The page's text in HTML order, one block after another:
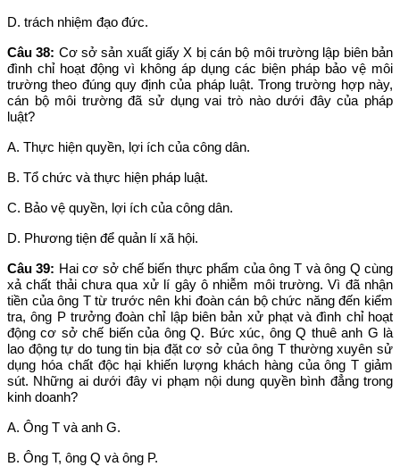
D. trách nhiệm đạo đức.
Câu 38: Cơ sở sản xuất giấy X bị cán bộ môi trường lập biên bản
đình chỉ hoạt động vì không áp dụng các biện pháp bảo vệ môi
trường theo đúng quy định của pháp luật. Trong trường hợp này,
cán bộ môi trường đã sử dụng vai trò nào dưới đây của pháp
luật?
A. Thực hiện quyền, lợi ích của công dân.
B. Tổ chức và thực hiện pháp luật.
C. Bảo vệ quyền, lợi ích của công dân.
D. Phương tiện để quản lí xã hội.
Câu 39: Hai cơ sở chế biến thực phẩm của ông T và ông Q cùng
xả chất thải chưa qua xử lí gây ô nhiễm môi trường. Vì đã nhận
tiền của ông T từ trước nên khi đoàn cán bộ chức năng đến kiểm
tra, ông P trưởng đoàn chỉ lập biên bản xử phạt và đình chỉ hoạt
động cơ sở chế biến của ông Q. Bức xúc, ông Q thuê anh G là
lao động tự do tung tin bịa đặt cơ sở của ông T thường xuyên sử
dụng hóa chất độc hại khiến lượng khách hàng của ông T giảm
sút. Những ai dưới đây vi phạm nội dung quyền bình đẳng trong
kinh doanh?
A. Ông T và anh G.
B. Ông T, ông Q và ông P.